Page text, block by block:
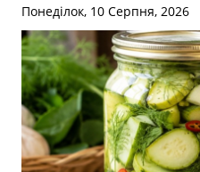
Понеділок, 10 Серпня, 2026